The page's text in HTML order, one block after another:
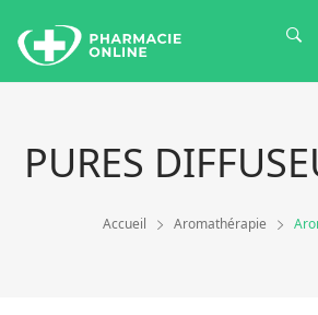
PURES
Accueil Aromathérapie